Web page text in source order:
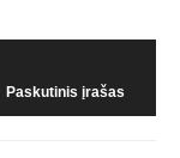
Paskutinis įrašas